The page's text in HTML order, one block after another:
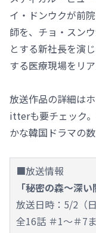
イ・ドンウクが前
師を、チョ・スン
とする新社長を演
する医療現場をリ
放送作品の詳細は
itterも要チェック
かな韓国ドラマの
■放送情報
「秘密の森～深
放送日時：5/2（
全16話 ＃1～＃7